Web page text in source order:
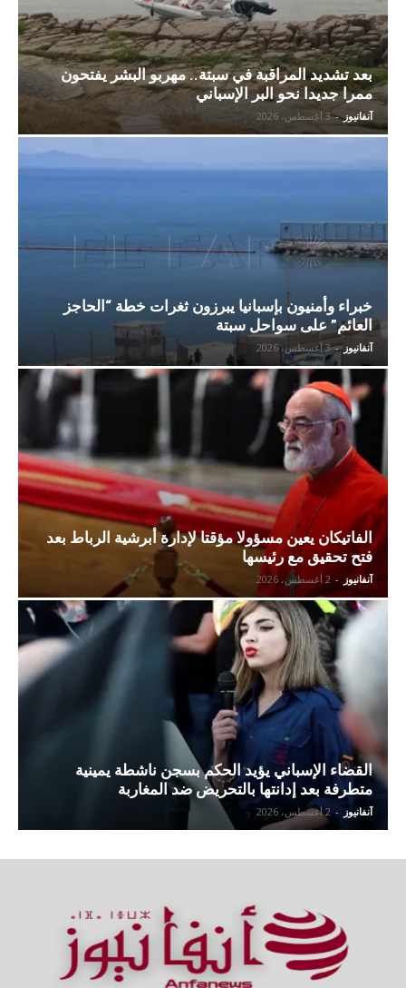
بعد تشديد المراقبة في سبتة.. مهربو البشر يفتحون
ممرا جديدا نحو البر الإسباني
آنفانيوز - 3 أغسطس، 2026
خبراء وأمنيون بإسبانيا يبرزون ثغرات خطة “الحاجز
العائم” على سواحل سبتة
آنفانيوز - 3 أغسطس، 2026
الفاتيكان يعين مسؤولا مؤقتا لإدارة أبرشية الرباط بعد
فتح تحقيق مع رئيسها
آنفانيوز - 2 أغسطس، 2026
القضاء الإسباني يؤيد الحكم بسجن ناشطة يمينية
متطرفة بعد إدانتها بالتحريض ضد المغاربة
آنفانيوز - 2 أغسطس، 2026